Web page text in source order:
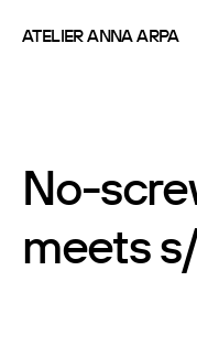
ATELIER ANNA ARPA
No-
meets